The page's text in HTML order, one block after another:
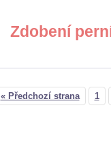
Zdobení
« Předchozí strana 1